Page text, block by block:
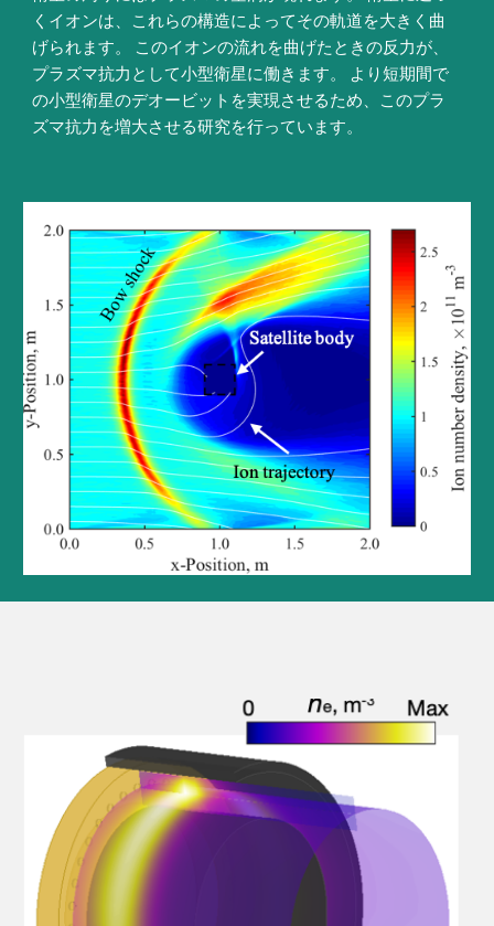
くイオンは、これらの構造によってその軌道を大きく曲
げられます。 このイオンの流れを曲げたときの反力が、
プラズマ抗力として小型衛星に働きます。 より短期間で
の小型衛星のデオービットを実現させるため、このプラ
ズマ抗力を増大させる研究を行っています。